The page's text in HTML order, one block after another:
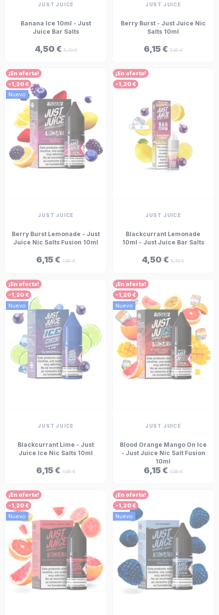
JUST JUICE
Banana Ice 10ml - Just
Juice Bar Salts
4,50 € 5,70 €
JUST JUICE
Berry Burst - Just Juice Nic
Salts 10ml
6,15 € 7,35 €
¡En oferta!
-1,20 €
Nuevo
JUST JUICE
Berry Burst Lemonade - Just
Juice Nic Salts Fusion 10ml
6,15 €7,35 €
¡En oferta!
-1,20 €
JUST JUICE
Blackcurrant Lemonade
10ml - Just Juice Bar Salts
4,50 €5,70 €
¡En oferta!
-1,20 €
Nuevo
JUST JUICE
Blackcurrant Lime - Just
Juice Ice Nic Salts 10ml
6,15 €7,35 €
¡En oferta!
-1,20 €
Nuevo
JUST JUICE
Blood Orange Mango On Ice
- Just Juice Nic Salt Fusion
10ml
6,15 € 7,35 €
¡En oferta!
-1,20 €
Nuevo
¡En oferta!
-1,20 €
Nuevo